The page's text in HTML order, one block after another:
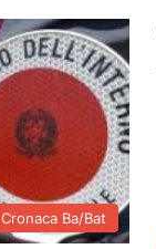
Cronaca Ba/Bat